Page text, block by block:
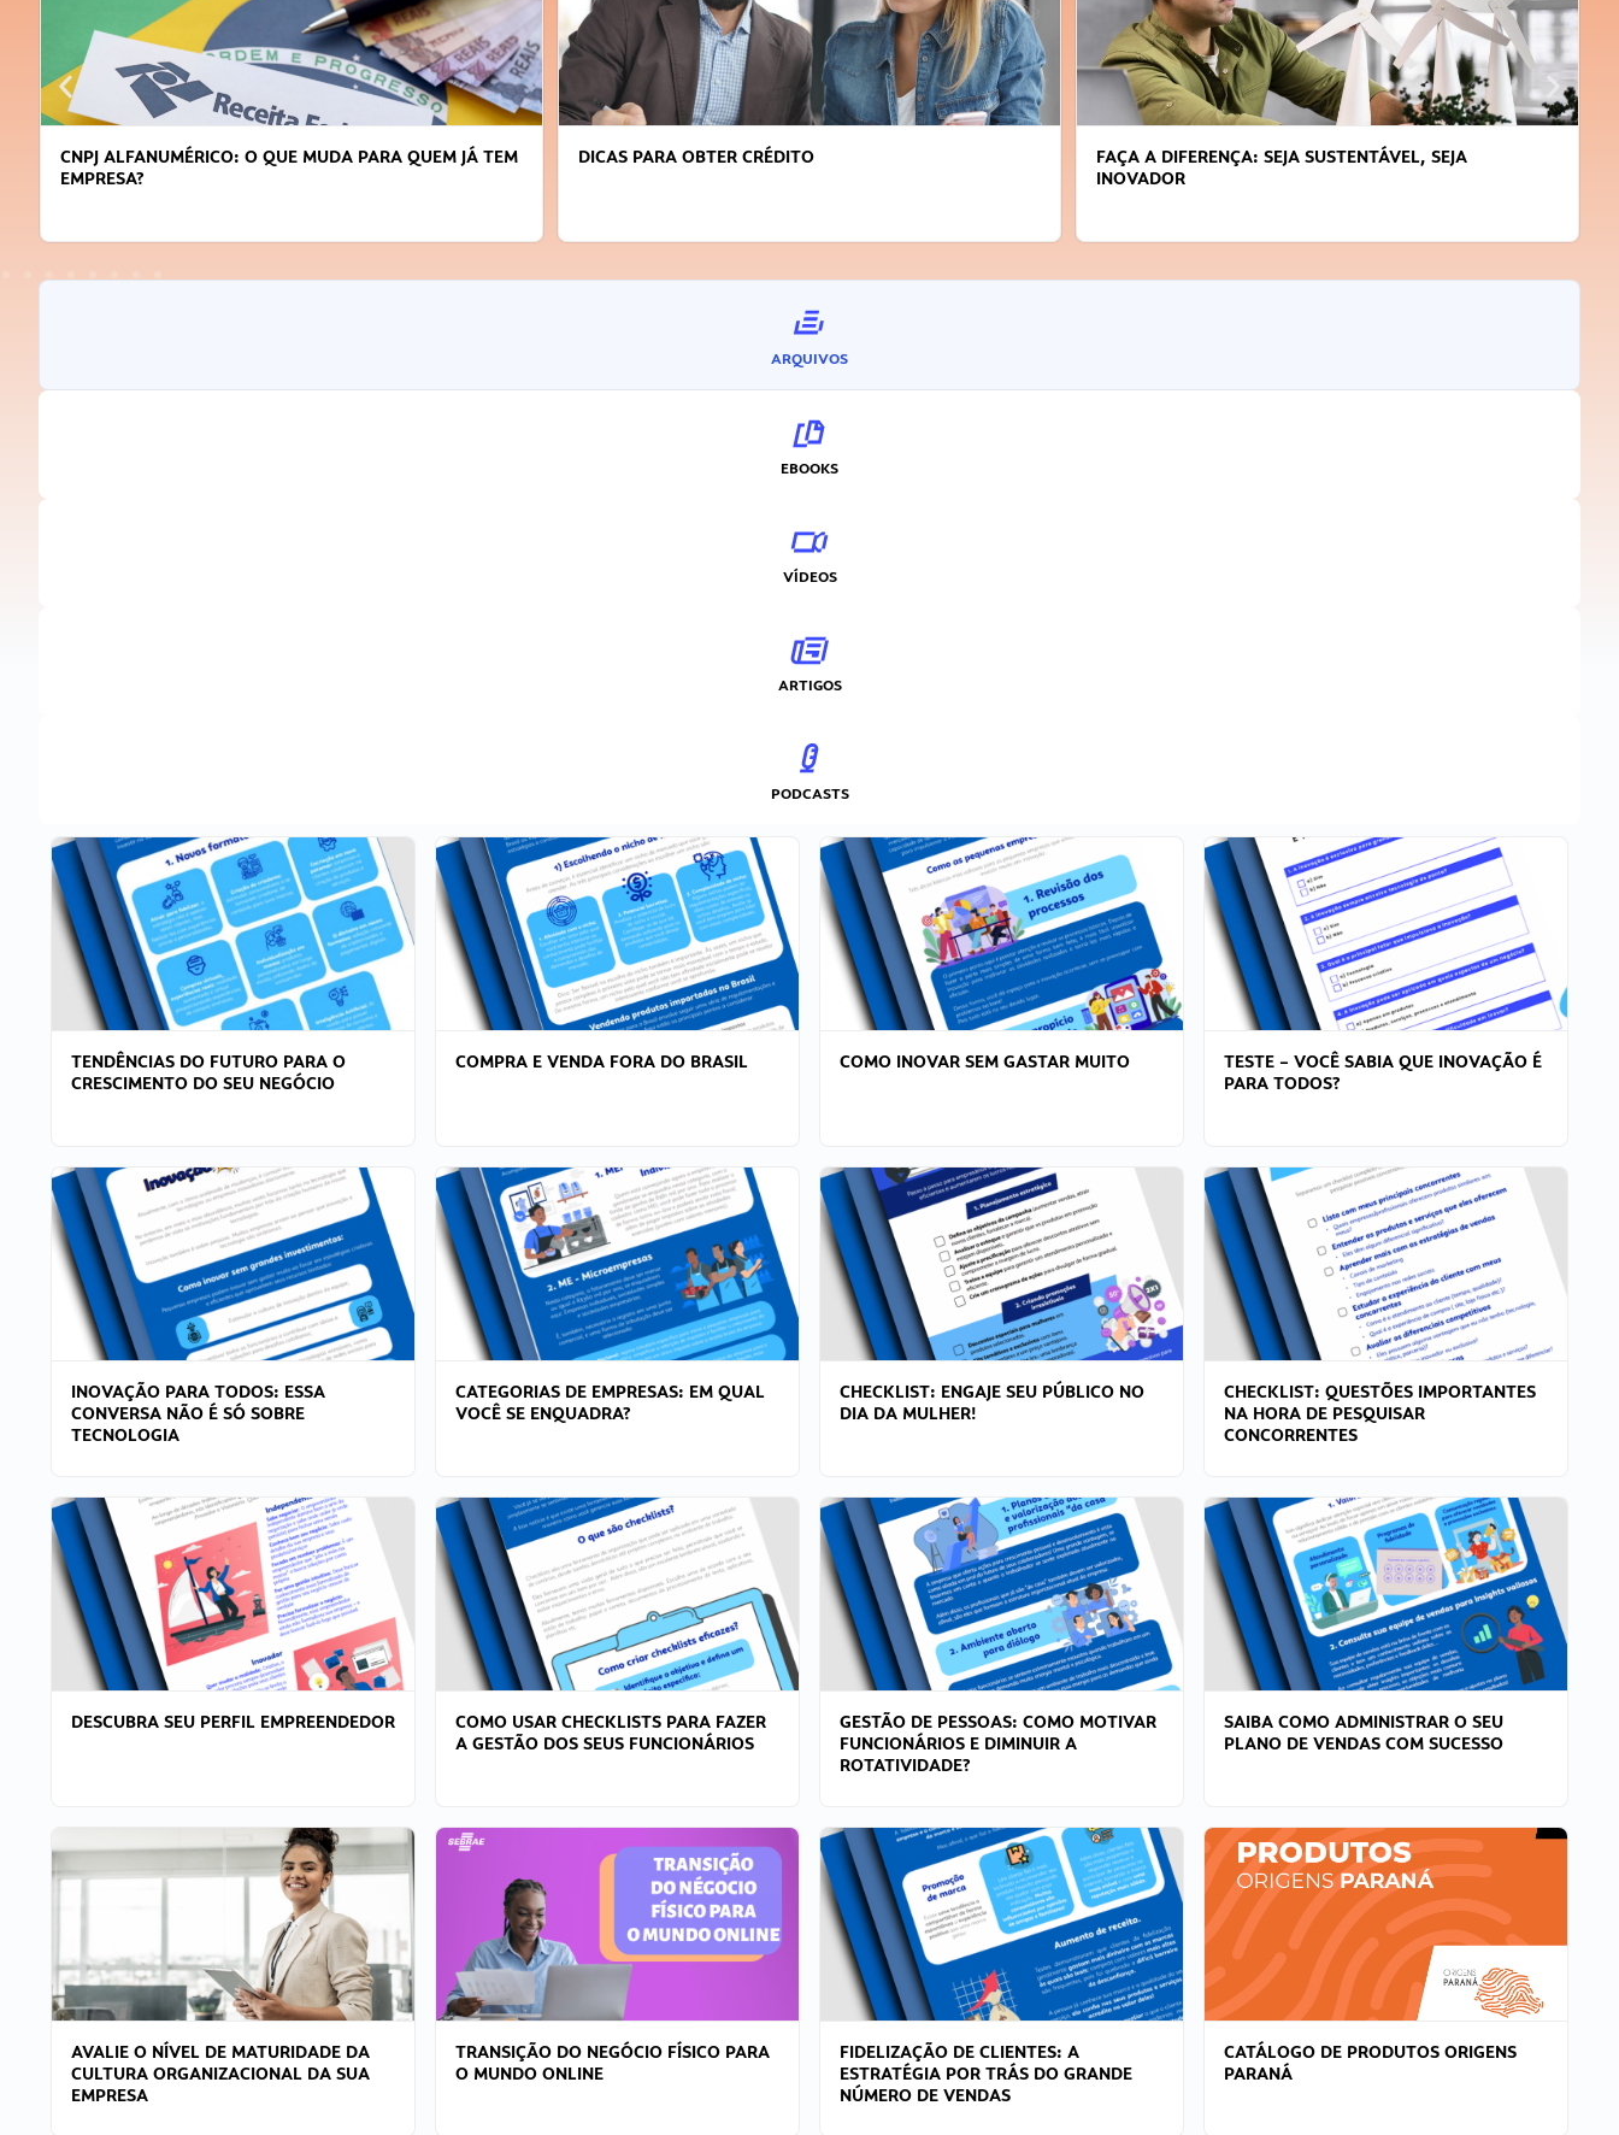
CNPJ ALFANUMÉRICO: O QUE MUDA PARA QUEM JÁ TEM
EMPRESA?
DICAS PARA OBTER CRÉDITO
FAÇA A DIFERENÇA: SEJA SUSTENTÁVEL, SEJA
INOVADOR
ARQUIVOS
EBOOKS
VÍDEOS
ARTIGOS
PODCASTS
TENDÊNCIAS DO FUTURO PARA O
CRESCIMENTO DO SEU NEGÓCIO
COMPRA E VENDA FORA DO BRASIL COMO INOVAR SEM GASTAR MUITO
TESTE – VOCÊ SABIA QUE INOVAÇÃO É
PARA TODOS?
INOVAÇÃO PARA TODOS: ESSA
CONVERSA NÃO É SÓ SOBRE
TECNOLOGIA
CATEGORIAS DE EMPRESAS: EM QUAL
VOCÊ SE ENQUADRA?
CHECKLIST: ENGAJE SEU PÚBLICO NO
DIA DA MULHER!
CHECKLIST: QUESTÕES IMPORTANTES
NA HORA DE PESQUISAR
CONCORRENTES
DESCUBRA SEU PERFIL EMPREENDEDOR
COMO USAR CHECKLISTS PARA FAZER
A GESTÃO DOS SEUS FUNCIONÁRIOS
GESTÃO DE PESSOAS: COMO MOTIVAR
FUNCIONÁRIOS E DIMINUIR A
ROTATIVIDADE?
SAIBA COMO ADMINISTRAR O SEU
PLANO DE VENDAS COM SUCESSO
AVALIE O NÍVEL DE MATURIDADE DA
CULTURA ORGANIZACIONAL DA SUA
EMPRESA
TRANSIÇÃO DO NEGÓCIO FÍSICO PARA
O MUNDO ONLINE
FIDELIZAÇÃO DE CLIENTES: A
ESTRATÉGIA POR TRÁS DO GRANDE
NÚMERO DE VENDAS
CATÁLOGO DE PRODUTOS ORIGENS
PARANÁ